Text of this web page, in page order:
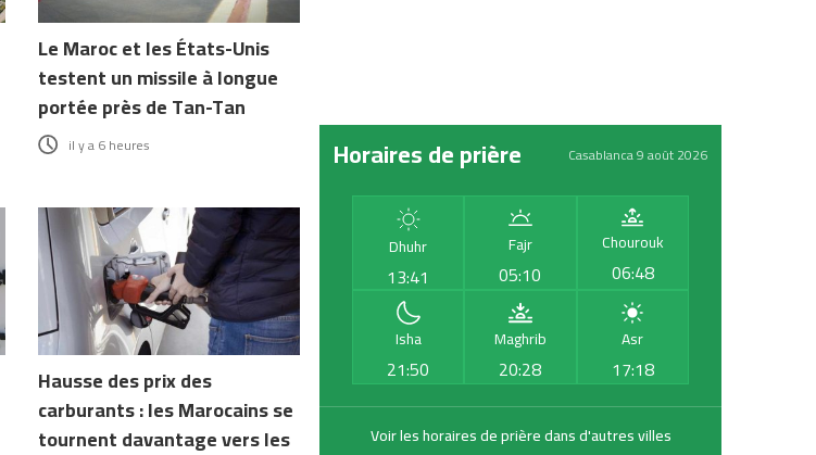
Le Maroc et les États-Unis
testent un missile à longue
portée près de Tan-Tan
il y a 6 heures
Hausse des prix des
carburants : les Marocains se
tournent davantage vers les